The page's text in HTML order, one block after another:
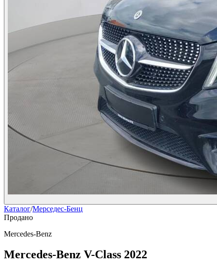
Каталог/Мерседес-Бенц
Продано
Mercedes-Benz
Mercedes-Benz V-Class 2022